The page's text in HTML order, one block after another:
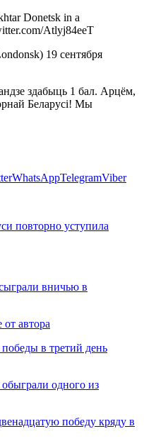
Donetsk in a
Atlyj84eeT
19 сентября
здабыць 1 бал. Арцём,
Беларусі! Мы
WhatsAppTelegramViber
повторно уступила
вничью в
автора
в третий день
одного из
победу кряду в